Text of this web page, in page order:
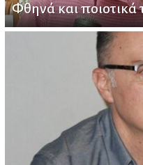
Φθηνά και ποιοτικά